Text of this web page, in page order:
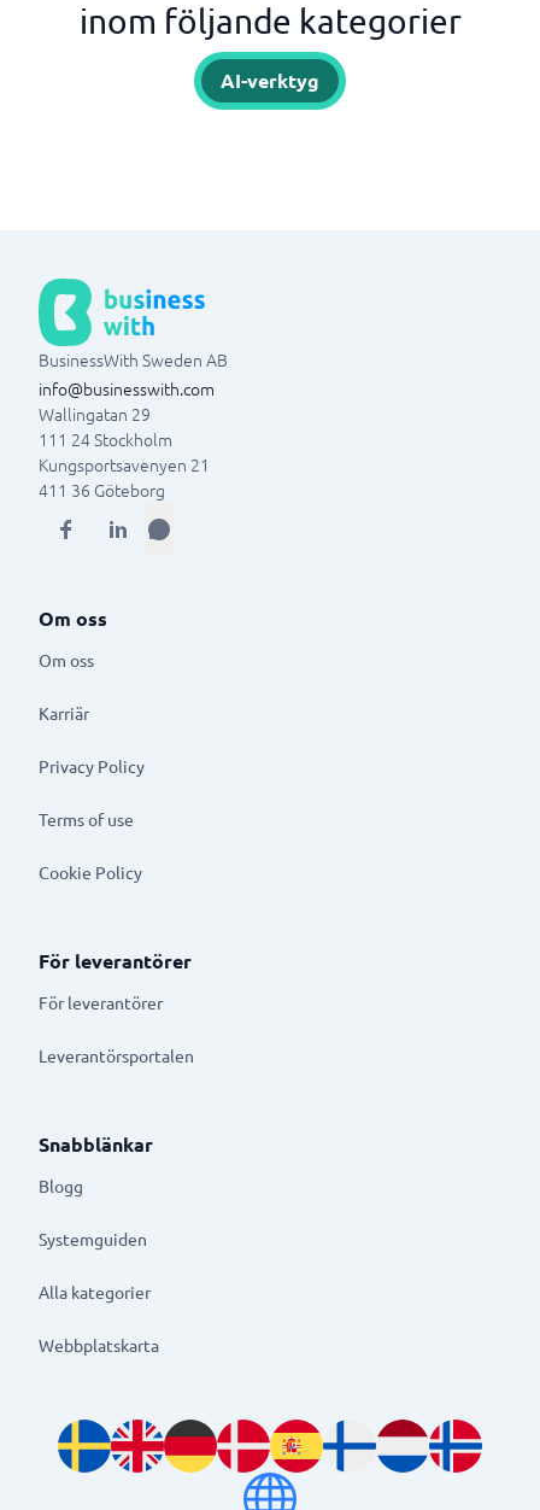
inom följande kategorier
AI-verktyg
BusinessWith Sweden AB
info@businesswith.com
Wallingatan 29
111 24Stockholm
Kungsportsavenyen 21
411 36 Göteborg
Om oss
Om oss
Karriär
Privacy Policy
Terms of use
Cookie Policy
För leverantörer
För leverantörer
Leverantörsportalen
Snabblänkar
Blogg
Systemguiden
Alla kategorier
Webbplatskarta